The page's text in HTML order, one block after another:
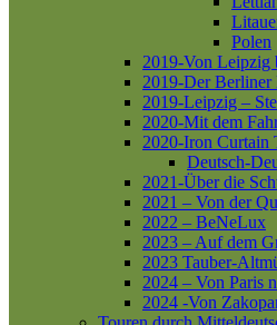
Polen
2019-Von Leipzig
2019-Der Berliner
2019-Leipzig –
2020-Mit dem
2020-Iron Curtain
Deutsch-
2021-Über die
2021 – Von der
2022 – BeNeLux
2023 – Auf dem
2023 Tauber-
2024 – Von Paris
2024 -Von